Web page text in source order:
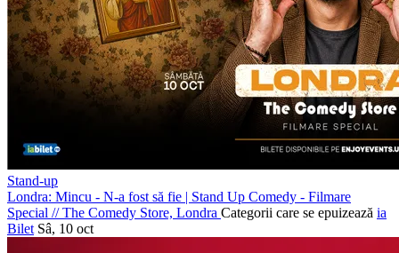
Stand-up
Londra: Mincu - N-a fost să fie | Stand Up Comedy - Filmare
Special //The Comedy Store, Londra Categorii care se epuizează ia
Bilet Sâ, 10 oct